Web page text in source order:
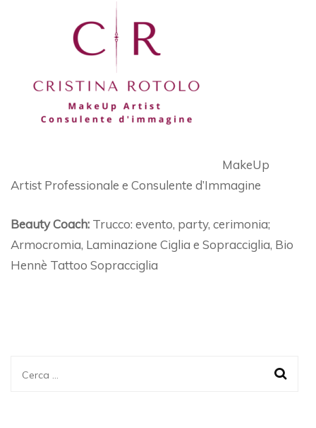
MakeUp
Artist Professionale e Consulente d’Immagine
Beauty Coach: Trucco: evento, party, cerimonia;
Armocromia, Laminazione Ciglia e Sopracciglia, Bio
Hennè Tattoo Sopracciglia
Ricerca